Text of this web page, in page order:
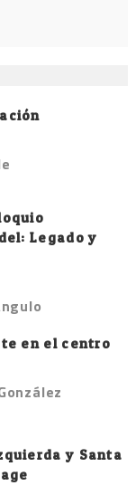
Legado y
en el centro
y Santa